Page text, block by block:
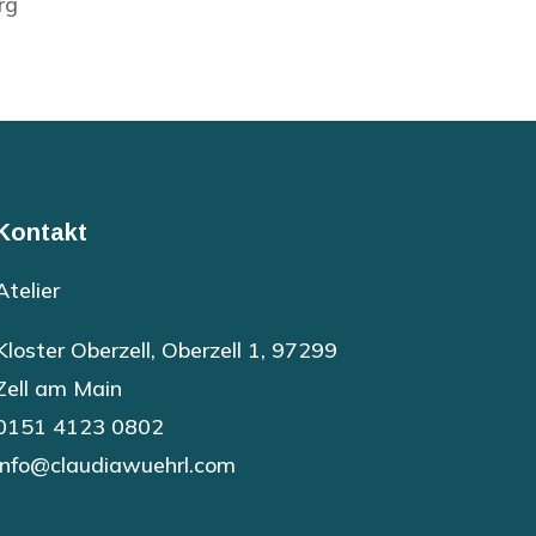
Oberzell, Oberzell 1, 97299
am Main
4123 0802